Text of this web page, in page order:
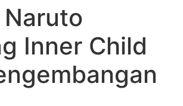
Naruto
Inner Child